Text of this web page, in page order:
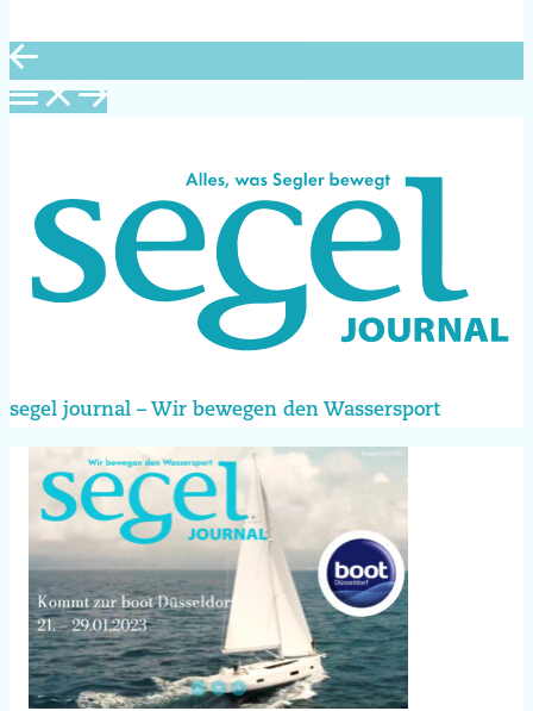
segel journal – Wir bewegen den Wassersport